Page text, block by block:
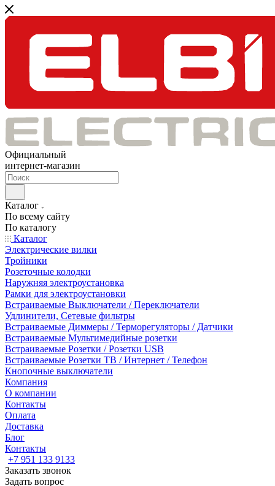
Официальный
интернет-магазин
Каталог
По всему сайту
По каталогу
Каталог
Электрические вилки
Тройники
Розеточные колодки
Наружняя электроустановка
Рамки для электроустановки
Встраиваемые Выключатели / Переключатели
Удлинители, Сетевые фильтры
Встраиваемые Диммеры / Терморегуляторы / Датчики
Встраиваемые Мультимедийные розетки
Встраиваемые Розетки / Розетки USB
Встраиваемые Розетки ТВ / Интернет / Телефон
Кнопочные выключатели
Компания
О компании
Контакты
Оплата
Доставка
Блог
Контакты
+7 951 133 9133
Заказать звонок
Задать вопрос